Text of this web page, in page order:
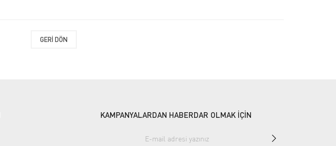
GERI DÖN
KAMPANYALARDAN HABERDAR OLMAK İÇİN